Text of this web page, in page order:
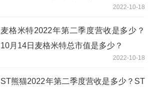
2022-10-18
麦格米特2022年第二季度营收是多少？
10月14日麦格米特总市值是多少？
2022-10-18
ST熊猫2022年第二季度营收是多少？ST